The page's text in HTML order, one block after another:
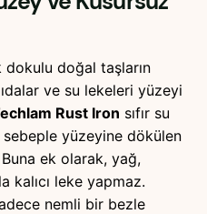
doğal taşların
ve su lekeleri yüzeyi
Rust Iron sıfır su
sebeple yüzeyine dökülen
Buna ek olarak, yağ,
kalıcı leke yapmaz.
nemli bir bezle